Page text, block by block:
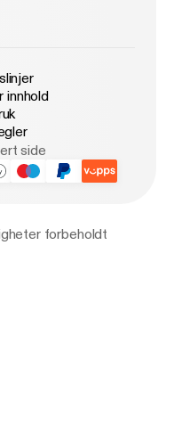
innhold
side
forbeholdt